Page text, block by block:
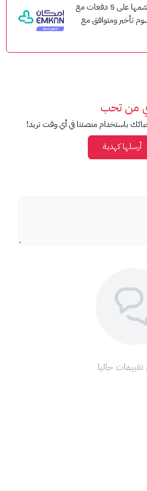
بطاقة الشحن الخاص بك
ثم
عملية الشحن.
السعودية
الشحن في مكان آمن.
وقسّمها على 5 دفعات مع
تأخير ومتوافق مع
من تحب
باستخدام منصتنا في أي وقت تريد!
أرسلها كهدية
تقييمات حاليا